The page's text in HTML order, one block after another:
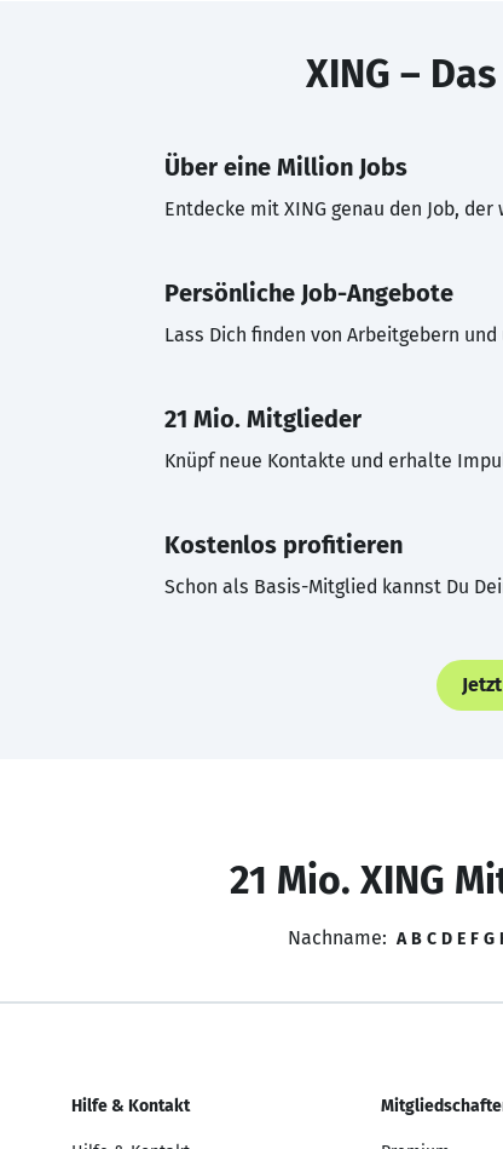
XING –
Über eine Million Jobs
Entdecke mit XING genau den Job,
Persönliche Job-Angebote
Lass Dich finden von Arbeitgebern
21 Mio. Mitglieder
Knüpf neue Kontakte und erhalte
Kostenlos profitieren
Schon als Basis-Mitglied kannst Du
21 Mio. XING
Nachname: A B C D E F G
Hilfe & Kontakt